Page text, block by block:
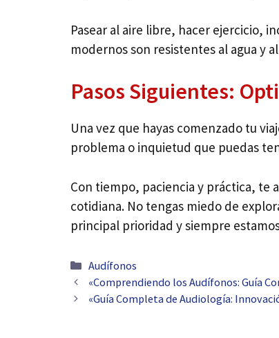
Pasear al aire libre, hacer ejercicio,
modernos son resistentes al agua y
Pasos Siguientes:
Una vez que hayas comenzado tu
problema o inquietud que puedas
Con tiempo, paciencia y práctica, te
cotidiana. No tengas miedo de
principal prioridad y siempre
Categorías
Audífonos
Navegación
de
«Comprendiendo los Audífonos: Guía
«Guía Completa de Audiología: